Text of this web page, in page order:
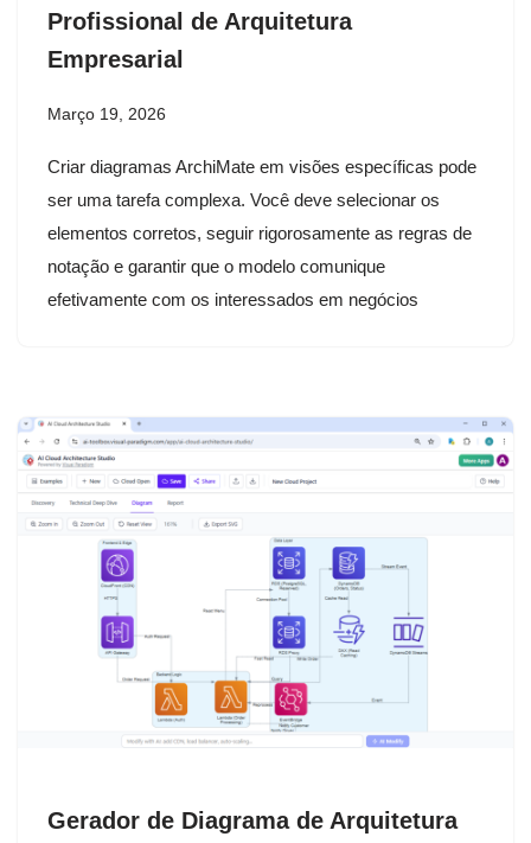
Profissional de Arquitetura
Empresarial
Março 19, 2026
Criar diagramas ArchiMate em visões específicas pode
ser uma tarefa complexa. Você deve selecionar os
elementos corretos, seguir rigorosamente as regras de
notação e garantir que o modelo comunique
efetivamente com os interessados em negócios
Gerador de Diagrama de Arquitetura